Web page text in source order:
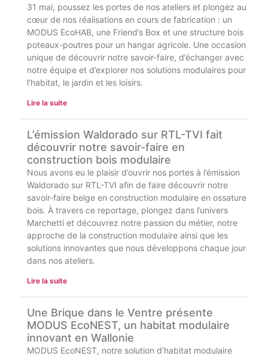
31 mai, poussez les portes de nos ateliers et plongez au
cœur de nos réalisations en cours de fabrication : un
MODUS EcoHAB, une Friend’s Box et une structure bois
poteaux-poutres pour un hangar agricole. Une occasion
unique de découvrir notre savoir-faire, d’échanger avec
notre équipe et d’explorer nos solutions modulaires pour
l’habitat, le jardin et les loisirs.
Lire la suite
L’émission Waldorado sur RTL-TVI fait
découvrir notre savoir-faire en
construction bois modulaire
Nous avons eu le plaisir d’ouvrir nos portes à l’émission
Waldorado sur RTL-TVI afin de faire découvrir notre
savoir-faire belge en construction modulaire en ossature
bois. À travers ce reportage, plongez dans l’univers
Marchetti et découvrez notre passion du métier, notre
approche de la construction modulaire ainsi que les
solutions innovantes que nous développons chaque jour
dans nos ateliers.
Lire la suite
Une Brique dans le Ventre présente
MODUS EcoNEST, un habitat modulaire
innovant en Wallonie
MODUS EcoNEST, notre solution d’habitat modulaire